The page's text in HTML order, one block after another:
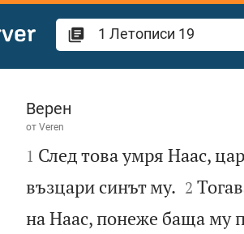
1 Летописи 19
Верен
от Veren

1 След това умря Наас,
възцари синът му.
2
на Наас, понеже баща му